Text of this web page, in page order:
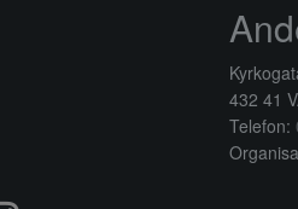
432 41
Telefon: